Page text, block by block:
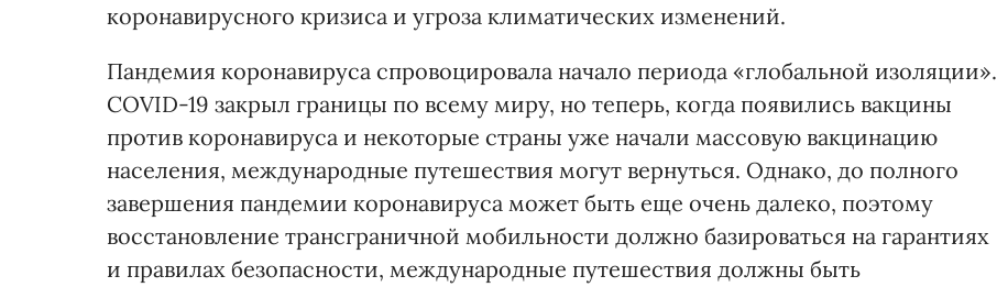
коронавирусного кризиса и угроза климатических изменений.
Пандемия коронавируса спровоцировала начало периода «глобальной изоляции».
COVID-19 закрыл границы по всему миру, но теперь, когда появились вакцины
против коронавируса и некоторые страны уже начали массовую вакцинацию
населения, международные путешествия могут вернуться. Однако, до полного
завершения пандемии коронавируса может быть еще очень далеко, поэтому
восстановление трансграничной мобильности должно базироваться на гарантиях
и правилах безопасности, международные путешествия должны быть